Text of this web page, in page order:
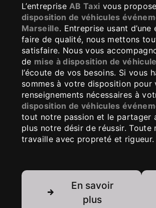
L’entreprise AB Taxi vous
disposition de véhicules
Marseille. Entreprise usant
faire de qualité, nous mettons
satisfaire. Nous vous
de mise à disposition de
l’écoute de vos besoins. Si vous
sommes à votre disposition pour
renseignements nécessaires à
disposition de véhicules
tout notre passion et le partager
plus notre désir de réussir.
travaille avec propreté et rigueur.
En savoir
plus